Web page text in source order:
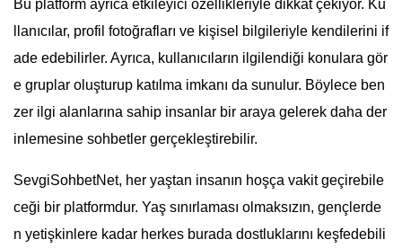
Bu platform ayrıca etkileyici özellikleriyle dikkat çekiyor. Ku
llanıcılar, profil fotoğrafları ve kişisel bilgileriyle kendilerini if
ade edebilirler. Ayrıca, kullanıcıların ilgilendiği konulara gör
e gruplar oluşturup katılma imkanı da sunulur. Böylece ben
zer ilgi alanlarına sahip insanlar bir araya gelerek daha der
inlemesine sohbetler gerçekleştirebilir.
SevgiSohbetNet, her yaştan insanın hoşça vakit geçirebile
ceği bir platformdur. Yaş sınırlaması olmaksızın, gençlerde
n yetişkinlere kadar herkes burada dostluklarını keşfedebili